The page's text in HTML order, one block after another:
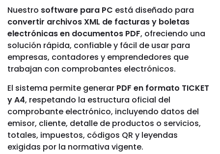
Nuestro software para PC está diseñado para
convertir archivos XML de facturas y boletas
electrónicas en documentos PDF, ofreciendo una
solución rápida, confiable y fácil de usar para
empresas, contadores y emprendedores que
trabajan con comprobantes electrónicos.
El sistema permite generar PDF en formato TICKET
y A4, respetando la estructura oficial del
comprobante electrónico, incluyendo datos del
emisor, cliente, detalle de productos o servicios,
totales, impuestos, códigos QR y leyendas
exigidas por la normativa vigente.